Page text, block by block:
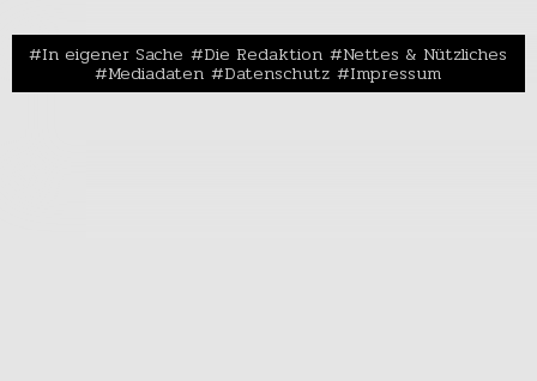
In eigener Sache Die Redaktion Nettes & Nützliches
Mediadaten Datenschutz Impressum